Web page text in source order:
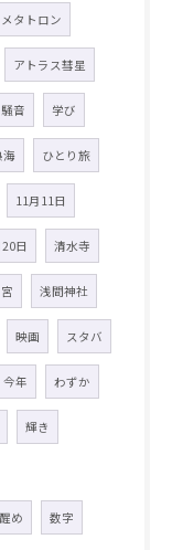
メタトロン
アトラス彗星
騒音 学び
海 ひとり旅
11月11日
日 清水寺
浅間神社
映画 スタバ
今年 わずか
輝き
め 数字